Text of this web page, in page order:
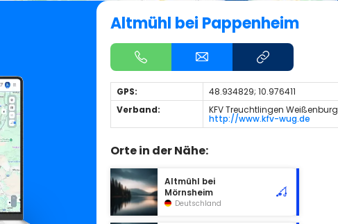
Altmühl bei Pappenheim
GPS:
48.934829; 10.976411
Verband:
KFV Treuchtlingen Weißenburg
http://www.kfv-wug.de
Orte in der Nähe:
Altmühl bei
Mörnsheim
Deutschland